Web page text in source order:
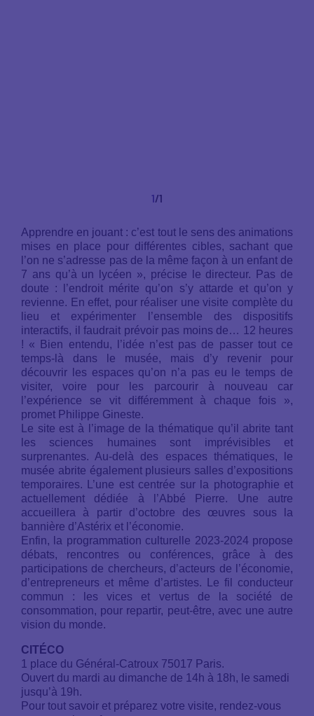
1/1
Apprendre en jouant : c’est tout le sens des animations
mises en place pour différentes cibles, sachant que
l’on ne s’adresse pas de la même façon à un enfant de
7 ans qu’à un lycéen », précise le directeur. Pas de
doute : l’endroit mérite qu’on s’y attarde et qu’on y
revienne. En effet, pour réaliser une visite complète du
lieu et expérimenter l’ensemble des dispositifs
interactifs, il faudrait prévoir pas moins de… 12 heures
! « Bien entendu, l’idée n’est pas de passer tout ce
temps-là dans le musée, mais d’y revenir pour
découvrir les espaces qu’on n’a pas eu le temps de
visiter, voire pour les parcourir à nouveau car
l’expérience se vit différemment à chaque fois »,
promet Philippe Gineste.
Le site est à l’image de la thématique qu’il abrite tant
les sciences humaines sont imprévisibles et
surprenantes. Au-delà des espaces thématiques, le
musée abrite également plusieurs salles d’expositions
temporaires. L’une est centrée sur la photographie et
actuellement dédiée à l’Abbé Pierre. Une autre
accueillera à partir d’octobre des œuvres sous la
bannière d’Astérix et l’économie.
Enfin, la programmation culturelle 2023-2024 propose
débats, rencontres ou conférences, grâce à des
participations de chercheurs, d’acteurs de l’économie,
d’entrepreneurs et même d’artistes. Le fil conducteur
commun : les vices et vertus de la société de
consommation, pour repartir, peut-être, avec une autre
vision du monde.
CITÉCO
1 place du Général-Catroux 75017 Paris.
Ouvert du mardi au dimanche de 14h à 18h, le samedi
jusqu’à 19h.
Pour tout savoir et préparez votre visite, rendez-vous